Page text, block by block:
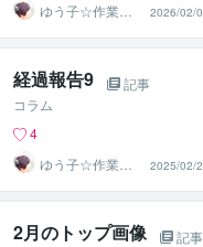
ゆう子☆作業療
法士＆ライフコ
ーチ
2026/02/
経過報告9
記事
コラム
4
ゆう子☆作業療
法士＆ライフコ
ーチ
2025/02/
2月のトップ画像
記事